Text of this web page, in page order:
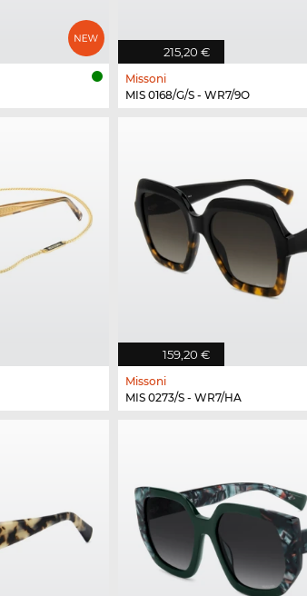
215,20 €
Missoni
MIS 0168/G/S - WR7/9O
159,20 €
Missoni
MIS 0273/S - WR7/HA